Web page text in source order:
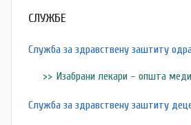
СЛУЖБЕ
Служба за здравствену заштиту
Изабрани лекари – општа
Служба за здравствену заштиту